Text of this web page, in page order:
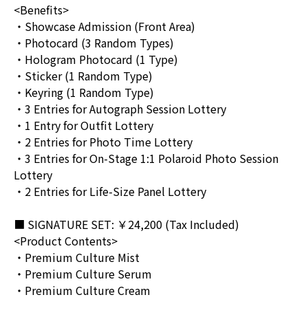
<Benefits>
・Showcase Admission (Front Area)
・Photocard (3 Random Types)
・Hologram Photocard (1 Type)
・Sticker (1 Random Type)
・Keyring (1 Random Type)
・3 Entries for Autograph Session Lottery
・1 Entry for Outfit Lottery
・2 Entries for Photo Time Lottery
・3 Entries for On-Stage 1:1 Polaroid Photo Session
Lottery
・2 Entries for Life-Size Panel Lottery
■ SIGNATURE SET: ￥24,200 (Tax Included)
<Product Contents>
・Premium Culture Mist
・Premium Culture Serum
・Premium Culture Cream